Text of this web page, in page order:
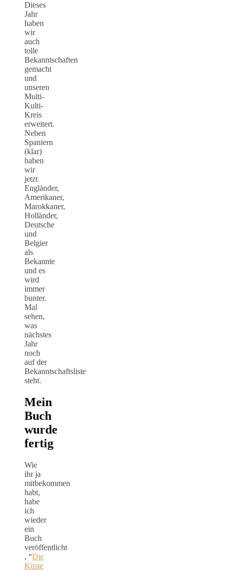
Dieses
Jahr
haben
wir
auch
tolle
Bekanntschaften
gemacht
und
unseren
Multi-
Kulti-
Kreis
erweitert.
Neben
Spaniern
(klar)
haben
wir
jetzt
Engländer,
Amerikaner,
Marokkaner,
Holländer,
Deutsche
und
Belgier
als
Bekannte
und es
wird
immer
bunter.
Mal
sehen,
was
nächstes
Jahr
noch
auf der
Bekanntschaftsliste
steht.
Mein
Buch
wurde
fertig
Wie
ihr ja
mitbekommen
habt,
habe
ich
wieder
ein
Buch
veröffentlicht
, “Die
Küste